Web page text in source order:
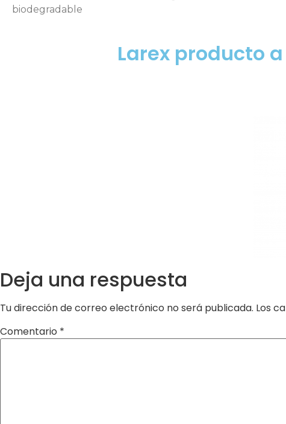
biodegradable
Larex producto
Deja una respuesta
Tu dirección de correo electrónico no será publicada. Los
Comentario *